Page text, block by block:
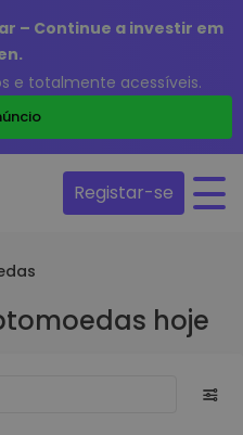
– Continue a investir em
e totalmente acessíveis.
Registar-se
hoje